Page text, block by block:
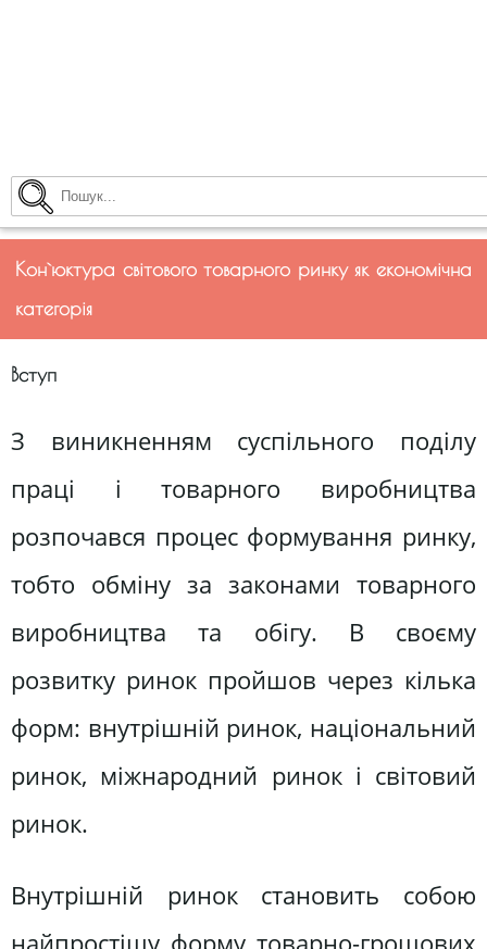
Кон`юктура світового товарного ринку як економічна
категорія
Вступ
З виникненням суспільного поділу
праці і товарного виробництва
розпочався процес формування ринку,
тобто обміну за законами товарного
виробництва та обігу. В своєму
розвитку ринок пройшов через кілька
форм: внутрішній ринок, національний
ринок, міжнародний ринок і світовий
ринок.
Внутрішній ринок становить собою